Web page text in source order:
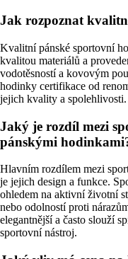
Jak rozpoznat
Kvalitní pánské sportovní
kvalitou materiálů a
vodotěsností a kovovým
hodinky certifikace od
jejich kvality a spolehlivosti.
Jaký je rozdíl mezi
pánskými
Hlavním rozdílem mezi
je jejich design a funkce.
ohledem na aktivní životní
nebo odolností proti
elegantnější a často slouží
sportovní nástroj.